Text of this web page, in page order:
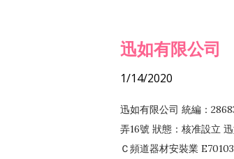
迅如有限公司
1/14/2020
迅如有限公司 統編：
弄16號 狀態：核准設立
Ｃ頻道器材安裝業